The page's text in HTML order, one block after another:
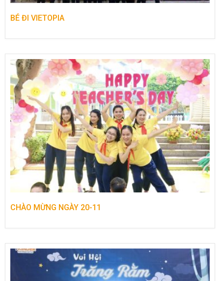
BÉ ĐI VIETOPIA
CHÀO MỪNG NGÀY 20-11